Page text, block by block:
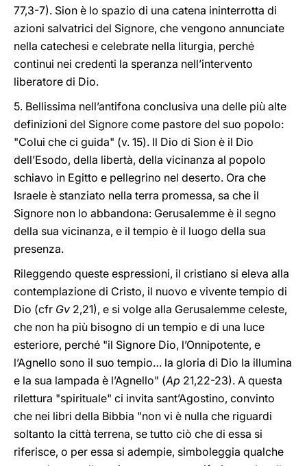
77,3-7). Sion è lo spazio di una catena ininterrotta di
azioni salvatrici del Signore, che vengono annunciate
nella catechesi e celebrate nella liturgia, perché
continui nei credenti la speranza nell’intervento
liberatore di Dio.
5. Bellissima nell’antifona conclusiva una delle più alte
definizioni del Signore come pastore del suo popolo:
"Colui che ci guida" (v. 15). Il Dio di Sion è il Dio
dell’Esodo, della libertà, della vicinanza al popolo
schiavo in Egitto e pellegrino nel deserto. Ora che
Israele è stanziato nella terra promessa, sa che il
Signore non lo abbandona: Gerusalemme è il segno
della sua vicinanza, e il tempio è il luogo della sua
presenza.
Rileggendo queste espressioni, il cristiano si eleva alla
contemplazione di Cristo, il nuovo e vivente tempio di
Dio (cfr Gv 2,21), e si volge alla Gerusalemme celeste,
che non ha più bisogno di un tempio e di una luce
esteriore, perché "il Signore Dio, l’Onnipotente, e
l’Agnello sono il suo tempio… la gloria di Dio la illumina
e la sua lampada è l’Agnello" (Ap 21,22-23). A questa
rilettura "spirituale" ci invita sant’Agostino, convinto
che nei libri della Bibbia "non vi è nulla che riguardi
soltanto la città terrena, se tutto ciò che di essa si
riferisce, o per essa si adempie, simboleggia qualche